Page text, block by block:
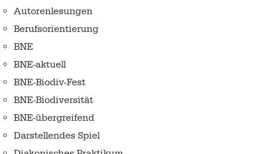
Autorenlesungen
Berufsorientierung
BNE
BNE-aktuell
BNE-Biodiv-Fest
BNE-Biodiversität
BNE-übergreifend
Darstellendes Spiel